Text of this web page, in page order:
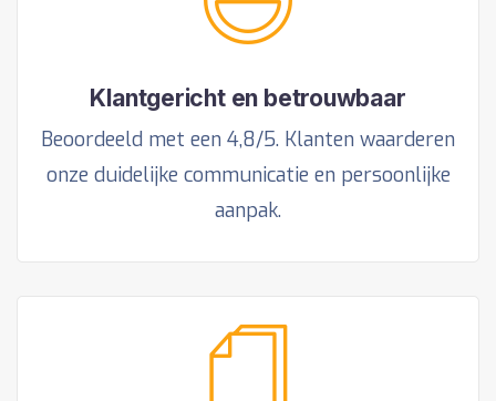
Klantgericht en betrouwbaar
Beoordeeld met een 4,8/5. Klanten waarderen
onze duidelijke communicatie en persoonlijke
aanpak.